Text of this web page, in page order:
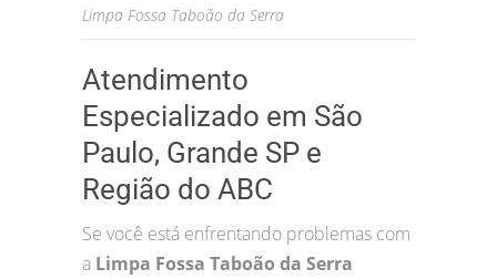
Limpa Fossa Taboão da Serra
Atendimento
Especializado em São
Paulo, Grande SP e
Região do ABC
Se você está enfrentando problemas com
a Limpa Fossa Taboão da Serra